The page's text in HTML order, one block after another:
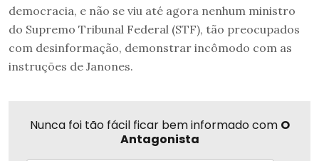
democracia, e não se viu até agora nenhum ministro
do Supremo Tribunal Federal (STF), tão preocupados
com desinformação, demonstrar incômodo com as
instruções de Janones.
Nunca foi tão fácil ficar bem informado com O
Antagonista